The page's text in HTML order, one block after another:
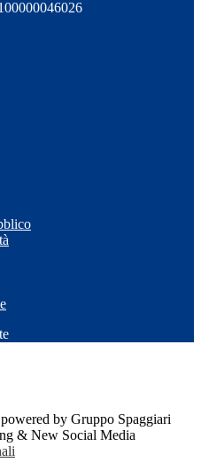
by Gruppo Spaggiari
& New Social Media